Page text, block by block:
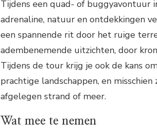
Tijdens een quad- of buggyavontuur
adrenaline, natuur en ontdekkingen
een spannende rit door het ruige
adembenemende uitzichten, door
Tijdens de tour krijg je ook de kans
prachtige landschappen, en
afgelegen strand of meer.
Wat mee te nemen